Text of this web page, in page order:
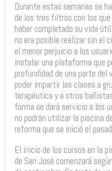
Durante estas semanas se
de los tres filtros con los
haber completado su vida
no era posible realizar sin el
el menor perjuicio a los
instalar una plataforma que
profundidad de una parte
poder impartir las clases a
terapéutica y a otros
forma se dará servicio a los
no podrán utilizar la piscina
reforma que se inició el
El inicio de los cursos en la
de San José comenzará